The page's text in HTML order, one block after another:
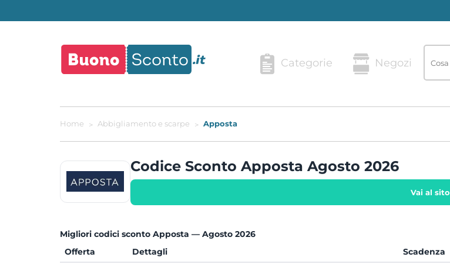
Categorie Negozi
Home Abbigliamento e scarpe Apposta
Codice Sconto Apposta Agosto 2026
Vai al sito
Migliori codici sconto Apposta — Agosto 2026
Offerta
Dettagli
Scadenza